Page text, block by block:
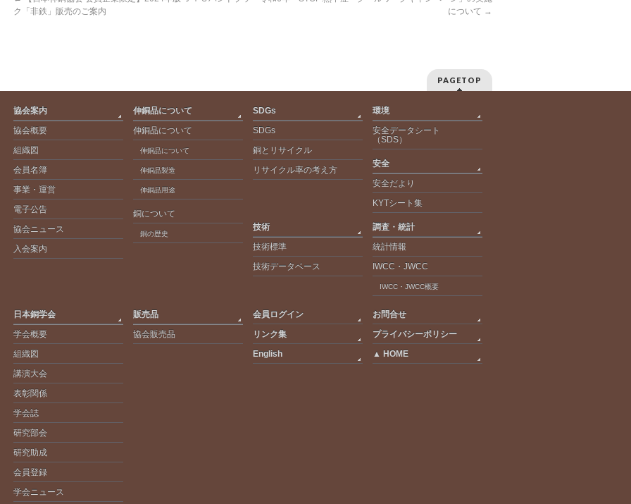
ク「非鉄」販売のご案内
について →
PAGETOP
協会案内
協会概要
組織図
会員名簿
事業・運営
電子公告
協会ニュース
入会案内
伸銅品について
伸銅品について
伸銅品について
伸銅品製造
伸銅品用途
銅について
銅の歴史
SDGs
SDGs
銅とリサイクル
リサイクル率の考え方
環境
安全データシート
（SDS）
安全
安全だより
KYTシート集
技術
技術標準
技術データベース
調査・統計
統計情報
IWCC・JWCC
IWCC・JWCC概要
日本銅学会
学会概要
組織図
講演大会
表彰関係
学会誌
研究部会
研究助成
会員登録
学会ニュース
販売品
協会販売品
会員ログイン
お問合せ
リンク集
プライバシーポリシー
English
▲ HOME